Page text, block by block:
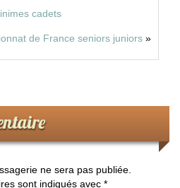
cadets
de France seniors juniors »
ne sera pas publiée.
sont indiqués avec *